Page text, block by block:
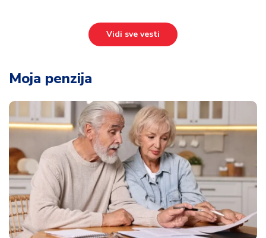
Vidi sve vesti
Moja penzija